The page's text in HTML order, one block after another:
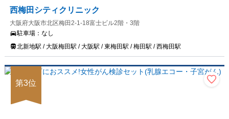
西梅田シティクリニック
大阪府大阪市北区梅田2-1-18富士ビル2階・3階
駐車場： なし
北新地駅 / 大阪梅田駅 / 大阪駅 / 東梅田駅 / 梅田駅 / 西梅田駅
第3位